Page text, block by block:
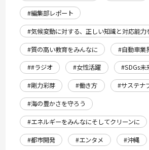
#編集部レポート
#気候変動に対する、正しい知識と対応能力
#質の高い教育をみんなに
#自動車業
##ラジオ
#女性活躍
#SDGs未
#剛力彩芽
#働き方
#サステナ
#海の豊かさを守ろう
#エネルギーをみんなにそしてクリーンに
#都市開発
#エンタメ #沖縄